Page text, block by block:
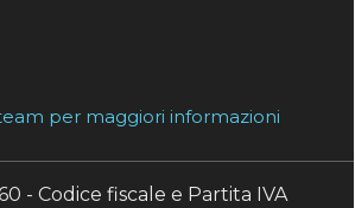
per maggiori informazioni
- Codice fiscale e Partita IVA